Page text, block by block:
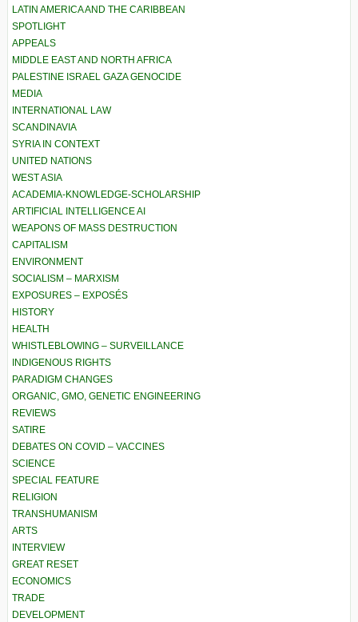
LATIN AMERICA AND THE CARIBBEAN
SPOTLIGHT
APPEALS
MIDDLE EAST AND NORTH AFRICA
PALESTINE ISRAEL GAZA GENOCIDE
MEDIA
INTERNATIONAL LAW
SCANDINAVIA
SYRIA IN CONTEXT
UNITED NATIONS
WEST ASIA
ACADEMIA-KNOWLEDGE-SCHOLARSHIP
ARTIFICIAL INTELLIGENCE AI
WEAPONS OF MASS DESTRUCTION
CAPITALISM
ENVIRONMENT
SOCIALISM – MARXISM
EXPOSURES – EXPOSÉS
HISTORY
HEALTH
WHISTLEBLOWING – SURVEILLANCE
INDIGENOUS RIGHTS
PARADIGM CHANGES
ORGANIC, GMO, GENETIC ENGINEERING
REVIEWS
SATIRE
DEBATES ON COVID – VACCINES
SCIENCE
SPECIAL FEATURE
RELIGION
TRANSHUMANISM
ARTS
INTERVIEW
GREAT RESET
ECONOMICS
TRADE
DEVELOPMENT